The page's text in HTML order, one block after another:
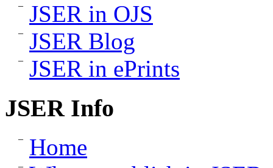
JSER in OJS
JSER Blog
JSER in ePrints
JSER Info
Home